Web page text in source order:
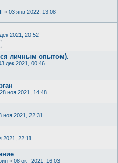
« 03 янв 2022, 13:08
2021, 20:52
личным опытом).
дек 2021, 00:46
28 ноя 2021, 14:48
ноя 2021, 22:31
2021, 22:11
« 08 окт 2021, 16:03